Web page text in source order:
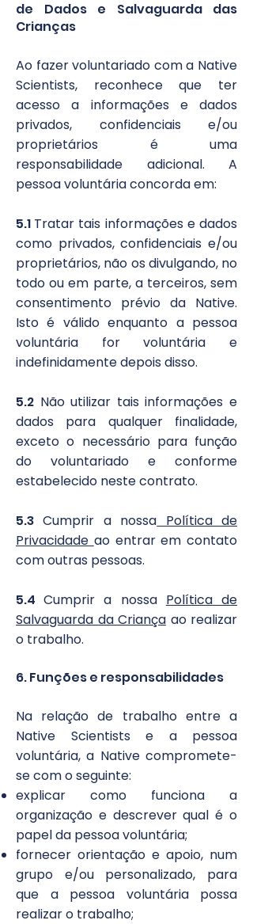
de Dados e Salvaguarda das
Crianças
Ao fazer voluntariado com a Native
Scientists, reconhece que ter
acesso a informações e dados
privados, confidenciais e/ou
proprietários é uma
responsabilidade adicional. A
pessoa voluntária concorda em:
5.1 Tratar tais informações e dados
como privados, confidenciais e/ou
proprietários, não os divulgando, no
todo ou em parte, a terceiros, sem
consentimento prévio da Native.
Isto é válido enquanto a pessoa
voluntária for voluntária e
indefinidamente depois disso.
5.2 Não utilizar tais informações e
dados para qualquer finalidade,
exceto o necessário para função
do voluntariado e conforme
estabelecido neste contrato.
5.3 Cumprir a nossa Política de
Privacidade ao entrar em contato
com outras pessoas.
5.4 Cumprir a nossa Política de
Salvaguarda da Criança ao realizar
o trabalho.​
6. Funções e responsabilidades
Na relação de trabalho entre a
Native Scientists e a pessoa
voluntária, a Native compromete-
se com o seguinte:​
explicar como funciona a
organização e descrever qual é o
papel da pessoa voluntária;
fornecer orientação e apoio, num
grupo e/ou personalizado, para
que a pessoa voluntária possa
realizar o trabalho;